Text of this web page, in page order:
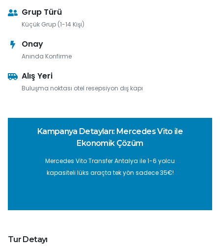
Grup Türü
Küçük Grup (1-14 Kişi)
Onay
Anında Konfirme
Alış Yeri
Buluşma noktası otel resepsiyon dış kapı
Kampanya Detayları: Mercedes Vito ile
Ekonomik Çözüm
Mercedes Vito Transfer Antalya ile 1-6 yolcu
kapasiteli lüks araçta tek yön sadece 35€!
Tur Detayı